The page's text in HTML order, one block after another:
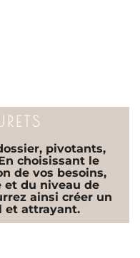
pivotants,
choisissant le
de vos besoins,
et du niveau de
ainsi créer un
et attrayant.